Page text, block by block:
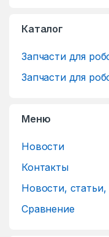
Каталог
Запчасти для
Запчасти для
Меню
Новости
Контакты
Новости,
Сравнение